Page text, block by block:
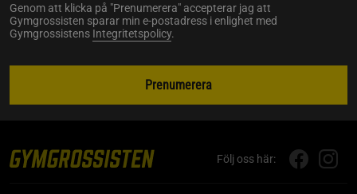
Genom att klicka på "Prenumerera" accepterar jag att
Gymgrossisten sparar min e-postadress i enlighet med
Gymgrossistens Integritetspolicy.
Prenumerera
Följ oss här: